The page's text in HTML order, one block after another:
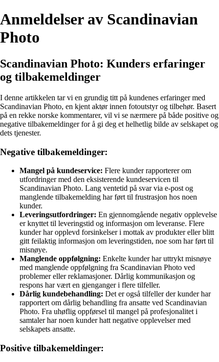
Anmeldelser av Scandinavian
Photo
Scandinavian Photo: Kunders erfaringer
og tilbakemeldinger
I denne artikkelen tar vi en grundig titt på kundenes erfaringer med
Scandinavian Photo, en kjent aktør innen fotoutstyr og tilbehør. Basert
på en rekke norske kommentarer, vil vi se nærmere på både positive og
negative tilbakemeldinger for å gi deg et helhetlig bilde av selskapet og
dets tjenester.
Negative tilbakemeldinger:
Mangel på kundeservice: Flere kunder rapporterer om
utfordringer med den eksisterende kundeservicen til
Scandinavian Photo. Lang ventetid på svar via e-post og
manglende tilbakemelding har ført til frustrasjon hos noen
kunder.
Leveringsutfordringer: En gjennomgående negativ opplevelse
er knyttet til leveringstid og informasjon om leveranse. Flere
kunder har opplevd forsinkelser i mottak av produkter eller blitt
gitt feilaktig informasjon om leveringstiden, noe som har ført til
misnøye.
Manglende oppfølgning: Enkelte kunder har uttrykt misnøye
med manglende oppfølgning fra Scandinavian Photo ved
problemer eller reklamasjoner. Dårlig kommunikasjon og
respons har vært en gjenganger i flere tilfeller.
Dårlig kundebehandling: Det er også tilfeller der kunder har
rapportert om dårlig behandling fra ansatte ved Scandinavian
Photo. Fra uhøflig oppførsel til mangel på profesjonalitet i
samtaler har noen kunder hatt negative opplevelser med
selskapets ansatte.
Positive tilbakemeldinger: